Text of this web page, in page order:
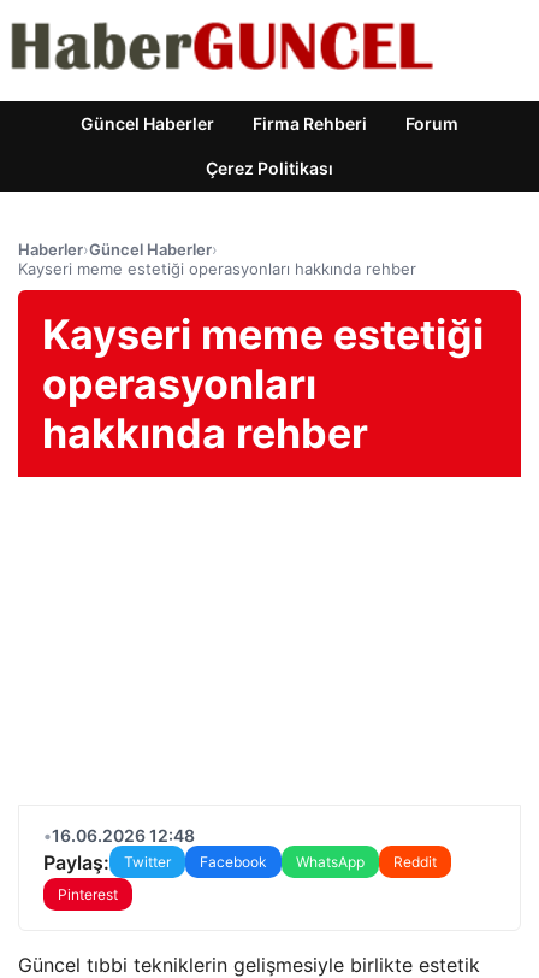
Güncel Haberler Firma Rehberi Forum
Çerez Politikası
Haberler›Güncel Haberler›
Kayseri meme estetiği operasyonları hakkında rehber
Kayseri meme estetiği
operasyonları
hakkında rehber
•16.06.2026 12:48
Paylaş: Twitter Facebook WhatsApp
Reddit
Pinterest
Güncel tıbbi tekniklerin gelişmesiyle birlikte estetik